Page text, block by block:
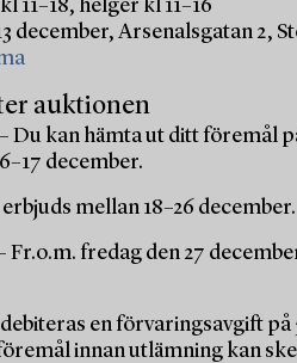
11–18, helger kl 11–16
december, Arsenalsgatan 2,
auktionen
Du kan hämta ut ditt föremål
december.
mellan 18–26 december.
Fr.o.m. fredag den 27
en förvaringsavgift
innan utlämning kan